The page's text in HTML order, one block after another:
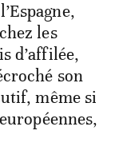
les
d’affilée,
son
même si